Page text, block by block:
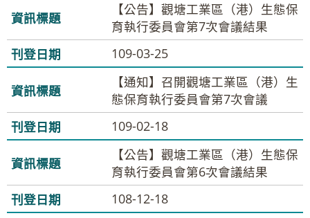
【公告】觀塘工業區（港）生態保
育執行委員會第7次會議結果
109-03-25
【通知】召開觀塘工業區（港）生
態保育執行委員會第7次會議
109-02-18
【公告】觀塘工業區（港）生態保
育執行委員會第6次會議結果
108-12-18